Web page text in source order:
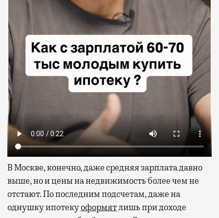
В Москве, конечно, даже средняя зарплата давно
выше, но и цены на недвижимость более чем не
отстают. По последним подсчетам, даже на
однушку ипотекуоформятлишь при доходе